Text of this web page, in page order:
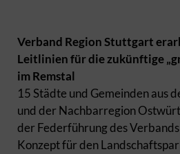
Verband Region Stuttgart
Leitlinien für die zukünftige
im Remstal
15 Städte und Gemeinden aus
und der Nachbarregion
der Federführung des
Konzept für den